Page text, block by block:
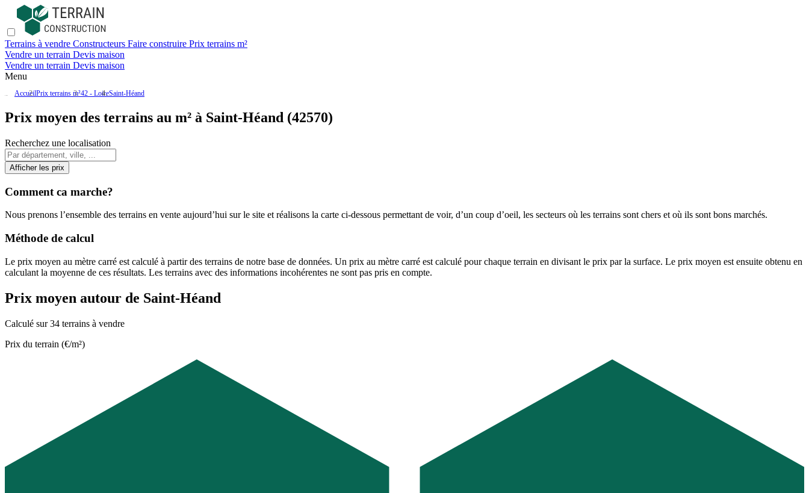
Terrains à vendre Constructeurs Faire construire Prix terrains m²
Vendre un terrain Devis maison
Vendre un terrain Devis maison
Menu
AccueilPrix terrains m²42 - LoireSaint-Héand
Prix moyen des terrains au m² à Saint-Héand (42570)
Recherchez une localisation
Afficher les prix
Comment ca marche?
Nous prenons l’ensemble des terrains en vente aujourd’hui sur le site et réalisons la carte ci-dessous permettant de voir, d’un coup d’oeil, les secteurs où les terrains sont chers et où ils sont bons marchés.
Méthode de calcul
Le prix moyen au mètre carré est calculé à partir des terrains de notre base de données. Un prix au mètre carré est calculé pour chaque terrain en divisant le prix par la surface. Le prix moyen est ensuite obtenu en
calculant la moyenne de ces résultats. Les terrains avec des informations incohérentes ne sont pas pris en compte.
Prix moyen autour de Saint-Héand
Calculé sur 34 terrains à vendre
Prix du terrain (€/m²)